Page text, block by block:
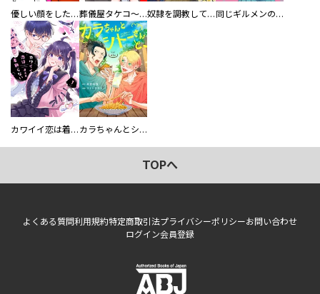
優しい顔をした親友は、夫と不倫して私の家に入り込んできた。 葬儀屋タケコ～あなたの最期、叶えます【電子単行本版】 奴隷を調教してハーレム作る 同じギルメンの声が好き
カワイイ恋は着飾らない カラちゃんとシトーさんと、 【分冊版】
TOPへ
よくある質問利用規約特定商取引法プライバシーポリシーお問い合わせ
ログイン会員登録